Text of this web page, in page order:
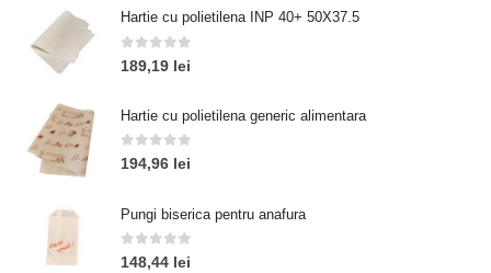
Hartie cu polietilena INP 40+ 50X37.5
0 out of 5
189,19 lei
Hartie cu polietilena generic alimentara
0out of 5
194,96 lei
Pungi biserica pentru anafura
0 out of 5
148,44 lei